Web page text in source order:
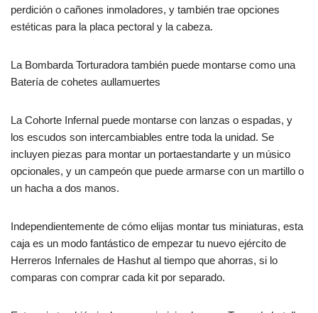
perdición o cañones inmoladores, y también trae opciones
estéticas para la placa pectoral y la cabeza.
La Bombarda Torturadora también puede montarse como una
Batería de cohetes aullamuertes
La Cohorte Infernal puede montarse con lanzas o espadas, y
los escudos son intercambiables entre toda la unidad. Se
incluyen piezas para montar un portaestandarte y un músico
opcionales, y un campeón que puede armarse con un martillo o
un hacha a dos manos.
Independientemente de cómo elijas montar tus miniaturas, esta
caja es un modo fantástico de empezar tu nuevo ejército de
Herreros Infernales de Hashut al tiempo que ahorras, si lo
comparas con comprar cada kit por separado.